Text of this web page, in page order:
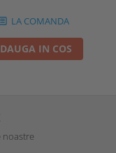
LA COMANDA
IN COS
noastre